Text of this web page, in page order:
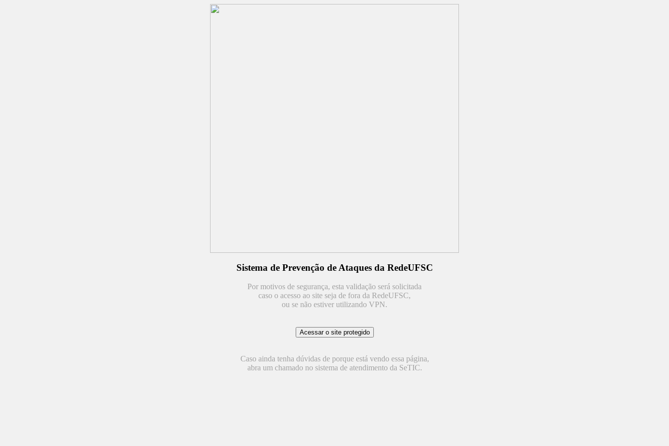
Sistema de Prevenção de Ataques da RedeUFSC
Por motivos de segurança, esta validação será solicitada
caso o acesso ao site seja de fora da RedeUFSC,
ou se não estiver utilizando VPN.
Caso ainda tenha dúvidas de porque está vendo essa página,
abra um chamado no sistema de atendimento da SeTIC.